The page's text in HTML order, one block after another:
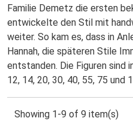
Familie Demetz die ersten
entwickelte den Stil mit
weiter. So kam es, dass in
Hannah, die späteren Stile
entstanden. Die Figuren sind
12, 14, 20, 30, 40, 55, 75 und
Showing 1-9 of 9 item(s)